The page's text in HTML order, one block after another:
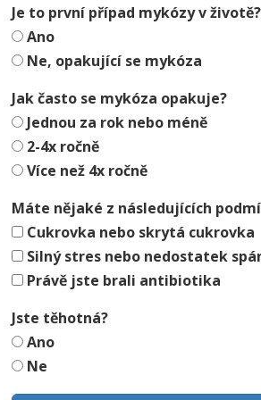
Je to první případ mykózy v životě?
Ano
Ne, opakující se mykóza
Jak často se mykóza opakuje?
Jednou za rok nebo méně
2-4x ročně
Více než 4x ročně
Máte nějaké z následujících
Cukrovka nebo skrytá cukrovka
Silný stres nebo nedostatek
Právě jste brali antibiotika
Jste těhotná?
Ano
Ne